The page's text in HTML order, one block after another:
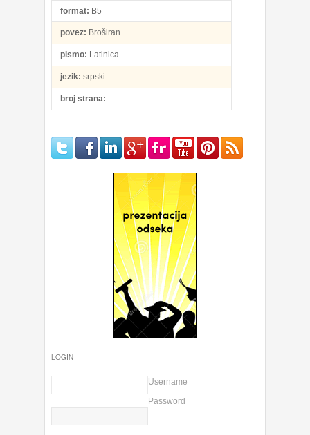
format: B5
povez: Broširan
pismo: Latinica
jezik: srpski
broj strana:
LOGIN
Username
Password